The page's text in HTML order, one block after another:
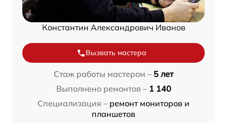
Константин Александрович Иванов
Вызвать мастера
Стаж работы мастером – 5 лет
Выполнено ремонтов – 1 140
Специализация – ремонт мониторов и
планшетов